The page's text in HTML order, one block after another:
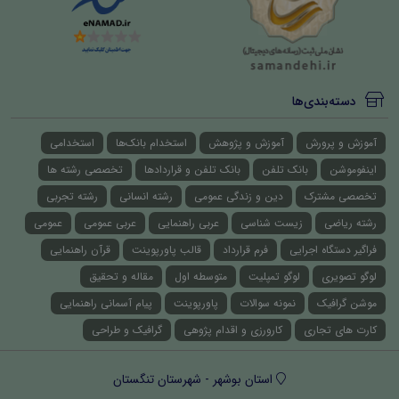
دسته‌بندی‌ها
آموزش و پرورش آموزش و پژوهش استخدام بانک‌ها
استخدامی
اینفوموشن
بانک تلفن بانک تلفن و قراردادها
تخصصی رشته ها
تخصصی مشترک
دین و زندگی عمومی رشته انسانی
رشته تجربی
رشته ریاضی
زیست شناسی عربی راهنمایی عربی عمومی
عمومی
فراگیر دستگاه اجرایی
فرم قرارداد قالب پاورپوینت
قرآن راهنمایی
لوگو تصویری
لوگو تمپلیت متوسطه اول
مقاله و تحقیق
موشن گرافیک
نمونه سوالات پاورپوینت
پیام آسمانی راهنمایی
کارت های تجاری
کارورزی و اقدام پژوهی گرافیک و طراحی
استان بوشهر - شهرستان تنگستان